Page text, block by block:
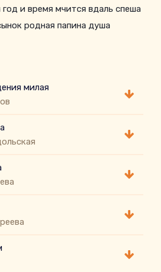
год и время мчится вдаль спеша
родная папина душа
милая